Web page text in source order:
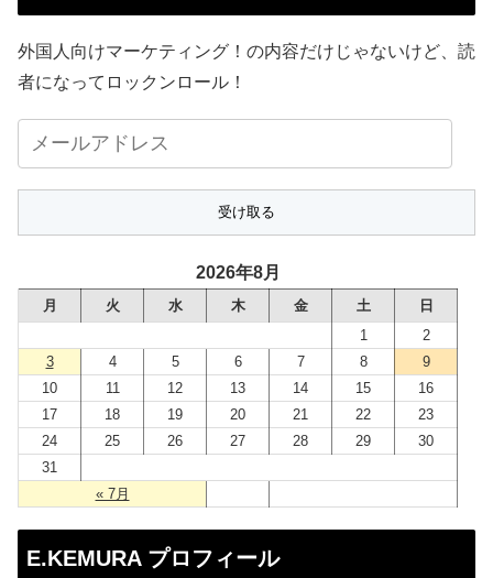
外国人向けマーケティング！の内容だけじゃないけど、読
者になってロックンロール！
ー
ル
レ
ス
2026年8月
月 火 水 木 金 土 日
« 7月
1
2
3
4 5 6 7 8
9
10
11 12 13 14 15
16
17
18 19 20 21 22
23
24
25 26 27 28 29
30
31
E.KEMURA プロフィール